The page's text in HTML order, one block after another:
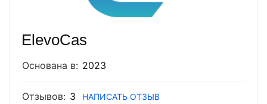
ElevoCas
Основана в: 2023
Отзывов: 3 НАПИСАТЬ ОТЗЫВ